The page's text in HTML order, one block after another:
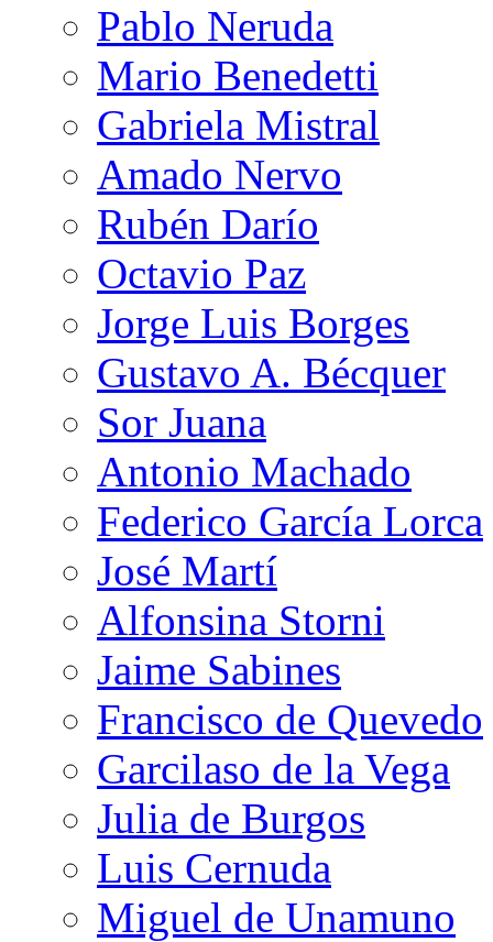
Pablo Neruda
Mario Benedetti
Gabriela Mistral
Amado Nervo
Rubén Darío
Octavio Paz
Jorge Luis Borges
Gustavo A. Bécquer
Sor Juana
Antonio Machado
Federico García Lorca
José Martí
Alfonsina Storni
Jaime Sabines
Francisco de Quevedo
Garcilaso de la Vega
Julia de Burgos
Luis Cernuda
Miguel de Unamuno